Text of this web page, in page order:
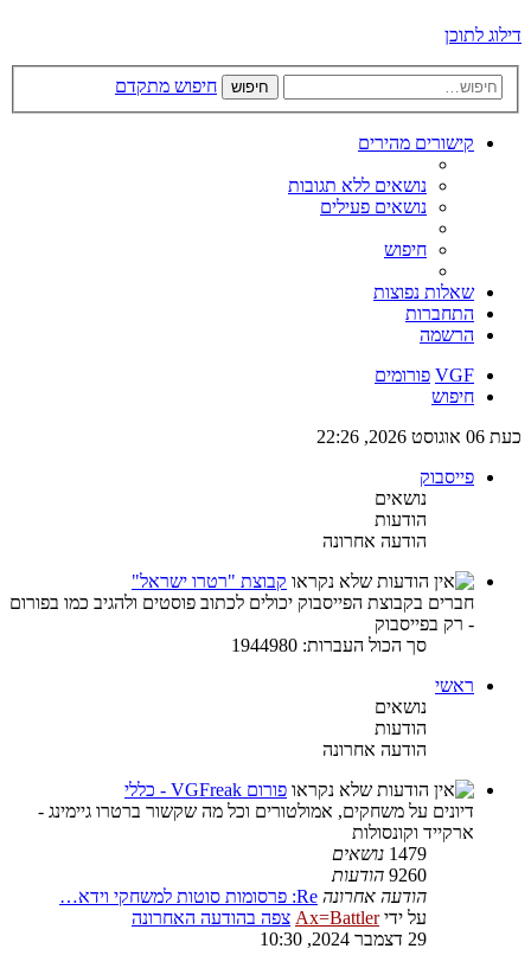
דילוג לתוכן
חיפוש חיפוש מתקדם
קישורים מהירים
נושאים ללא תגובות
נושאים פעילים
חיפוש
שאלות נפוצות
התחברות
הרשמה
VGF פורומים
חיפוש
כעת 06 אוגוסט 2026, 22:26
פייסבוק
נושאים
הודעות
הודעה אחרונה
קבוצת "רטרו ישראל"
חברים בקבוצת הפייסבוק יכולים לכתוב פוסטים ולהגיב כמו בפורום
- רק בפייסבוק
סך הכול העברות: 1944980
ראשי
נושאים
הודעות
הודעה אחרונה
פורום VGFreak - כללי
דיונים על משחקים, אמולטורים וכל מה שקשור ברטרו גיימינג -
ארקייד וקונסולות
1479 נושאים
9260 הודעות
הודעה אחרונה Re: פרסומות סוטות למשחקי וידא…
על ידיAx=Battler צפה בהודעה האחרונה
29 דצמבר 2024, 10:30